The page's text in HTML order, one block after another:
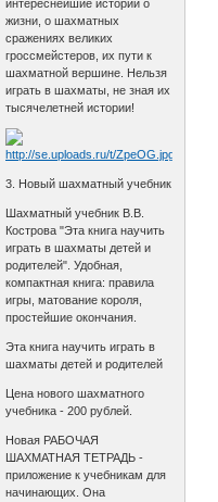
интереснейшие истории о
жизни, о шахматных
сражениях великих
гроссмейстеров, их пути к
шахматной вершине. Нельзя
играть в шахматы, не зная их
тысячелетней истории!
3. Новый шахматный учебник
Шахматный учебник В.В.
Кострова "Эта книга научить
играть в шахматы детей и
родителей". Удобная,
компактная книга: правила
игры, матование короля,
простейшие окончания.
Эта книга научить играть в
шахматы детей и родителей
Цена нового шахматного
учебника - 200 рублей.
Новая РАБОЧАЯ
ШАХМАТНАЯ ТЕТРАДЬ -
приложение к учебникам для
начинающих. Она